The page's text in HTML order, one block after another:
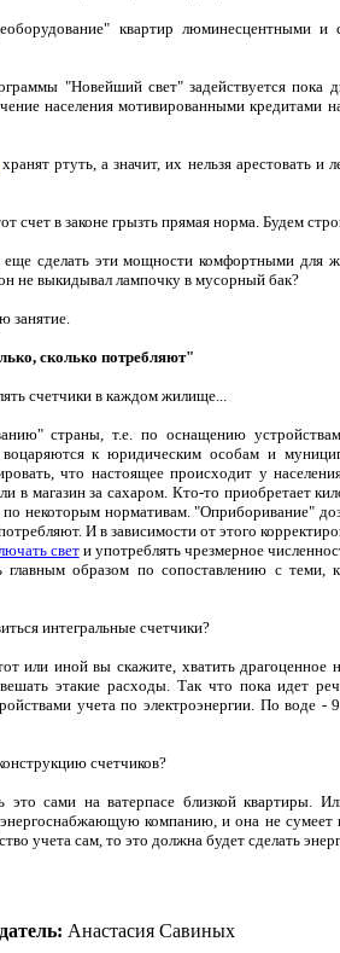
квартир люминесцентными и
"Новейший свет" задействуется пока
населения мотивированными кредитами
хранят ртуть, а значит, их нельзя арестовать
счет в законе грызть прямая норма. Будем
сделать эти мощности комфортными для
не выкидывал лампочку в мусорный бак?
занятие.
сколько потребляют"
счетчики в каждом жилище...
страны, т.е. по оснащению
воцаряются к юридическим особам и
что настоящее происходит у
в магазин за сахаром. Кто-то приобретает
некоторым нормативам. "Оприборивание"
И в зависимости от этого
свети употреблять чрезмерное
главным образом по сопоставлению с теми,
интегральные счетчики?
или иной вы скажите, хватить
этакие расходы. Так что пока идет
учета по электроэнергии. По воде
счетчиков?
сами на ватерпасе близкой квартиры.
компанию, и она не сумеет
учета сам, то это должна будет сделать
Анастасия Cавиных